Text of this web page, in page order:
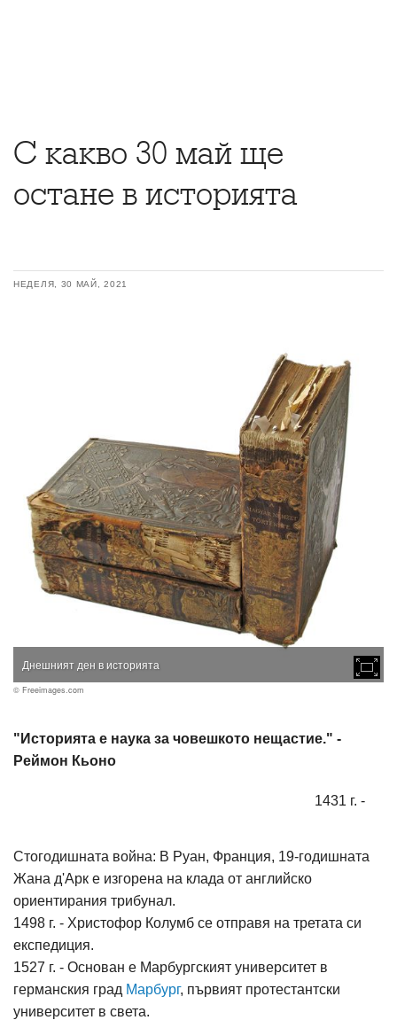
С какво 30 май ще
остане в историята
НЕДЕЛЯ, 30 МАЙ, 2021
Днешният ден в историята
© Freeimages.com
"Историята е наука за човешкото нещастие." -
Реймон Кьоно
1431 г. -
Стогодишната война: В Руан, Франция, 19-годишната
Жана д'Арк е изгорена на клада от английско
ориентирания трибунал.
1498 г. - Христофор Колумб се отправя на третата си
експедиция.
1527 г. - Основан е Марбургският университет в
германския град Марбург, първият протестантски
университет в света.